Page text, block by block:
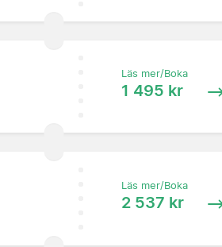
Läs mer/Boka
1 495 kr
Läs mer/Boka
2 537 kr